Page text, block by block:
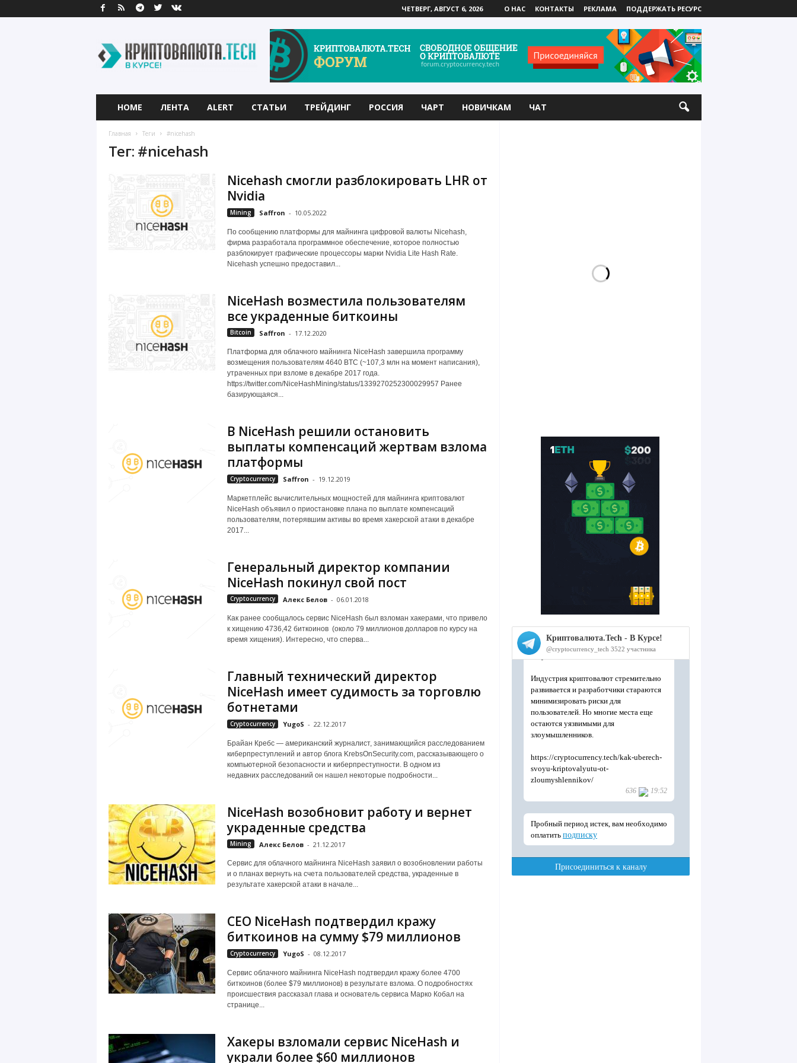
ЧЕТВЕРГ, АВГУСТ 6, 2026 О НАС КОНТАКТЫ РЕКЛАМА ПОДДЕРЖАТЬ РЕСУРС
и
HOME ЛЕНТА ALERT СТАТЬИ ТРЕЙДИНГ РОССИЯ ЧАРТ НОВИЧКАМ ЧАТ
Главная Теги #nicehash
Тег: #nicehash
Nicehash смогли разблокировать LHR от
Nvidia
Mining Saffron - 10.05.2022
По сообщению платформы для майнинга цифровой валюты Nicehash,
фирма разработала программное обеспечение, которое полностью
разблокирует графические процессоры марки Nvidia Lite Hash Rate.
Nicehash успешно предоставил...
NiceHash возместила пользователям
все украденные биткоины
Bitcoin Saffron - 17.12.2020
Платформа для облачного майнинга NiceHash завершила программу
возмещения пользователям 4640 BTC (~107,3 млн на момент написания),
утраченных при взломе в декабре 2017 года.
https://twitter.com/NiceHashMining/status/1339270252300029957 Ранее
базирующаяся...
В NiceHash решили остановить
выплаты компенсаций жертвам взлома
платформы
Cryptocurrency Saffron - 19.12.2019
Маркетплейс вычислительных мощностей для майнинга криптовалют
NiceHash объявил о приостановке плана по выплате компенсаций
пользователям, потерявшим активы во время хакерской атаки в декабре
2017...
Генеральный директор компании
NiceHash покинул свой пост
Cryptocurrency Алекс Белов - 06.01.2018
Как ранее сообщалось сервис NiceHash был взломан хакерами, что привело
к хищению 4736,42 биткоинов (около 79 миллионов долларов по курсу на
время хищения). Интересно, что сперва...
Главный технический директор
NiceHash имеет судимость за торговлю
ботнетами
Cryptocurrency YugoS - 22.12.2017
Брайан Кребс — американский журналист, занимающийся расследованием
киберпреступлений и автор блога KrebsOnSecurity.com, рассказывающего о
компьютерной безопасности и киберпреступности. В одном из
недавних расследований он нашел некоторые подробности...
NiceHash возобновит работу и вернет
украденные средства
Mining Алекс Белов - 21.12.2017
Сервис для облачного майнинга NiceHash заявил о возобновлении работы
и о планах вернуть на счета пользователей средства, украденные в
результате хакерской атаки в начале...
CEO NiceHash подтвердил кражу
биткоинов на сумму $79 миллионов
Cryptocurrency YugoS - 08.12.2017
Сервис облачного майнинга NiceHash подтвердил кражу более 4700
биткоинов (более $79 миллионов) в результате взлома. О подробностях
происшествия рассказал глава и основатель сервиса Марко Кобал на
странице...
Хакеры взломали сервис NiceHash и
украли более $60 миллионов